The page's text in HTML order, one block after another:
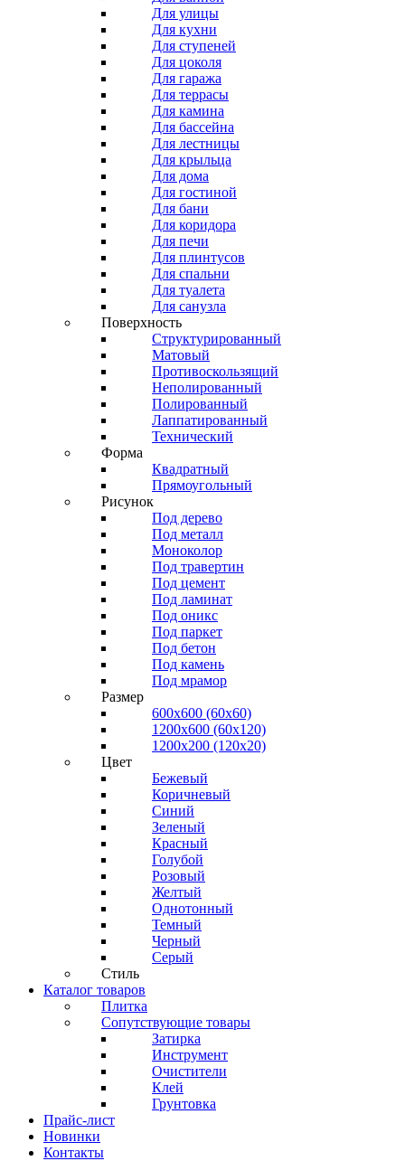
Для улицы
Для кухни
Для ступеней
Для цоколя
Для гаража
Для террасы
Для камина
Для бассейна
Для лестницы
Для крыльца
Для дома
Для гостиной
Для бани
Для коридора
Для печи
Для плинтусов
Для спальни
Для туалета
Для санузла
Поверхность
Структурированный
Матовый
Противоскользящий
Неполированный
Полированный
Лаппатированный
Технический
Форма
Квадратный
Прямоугольный
Рисунок
Под дерево
Под металл
Моноколор
Под травертин
Под цемент
Под ламинат
Под оникс
Под паркет
Под бетон
Под камень
Под мрамор
Размер
600х600 (60х60)
1200х600 (60х120)
1200х200 (120x20)
Цвет
Бежевый
Коричневый
Синий
Зеленый
Красный
Голубой
Розовый
Желтый
Однотонный
Темный
Черный
Серый
Стиль
Каталог товаров
Плитка
Сопутствующие товары
Затирка
Инструмент
Очистители
Клей
Грунтовка
Прайс-лист
Новинки
Контакты